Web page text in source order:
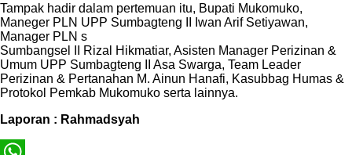
Tampak hadir dalam pertemuan itu, Bupati Mukomuko,
Maneger PLN UPP Sumbagteng II Iwan Arif Setiyawan,
Manager PLN s
Sumbangsel II Rizal Hikmatiar, Asisten Manager Perizinan &
Umum UPP Sumbagteng II Asa Swarga, Team Leader
Perizinan & Pertanahan M. Ainun Hanafi, Kasubbag Humas &
Protokol Pemkab Mukomuko serta lainnya.
Laporan : Rahmadsyah